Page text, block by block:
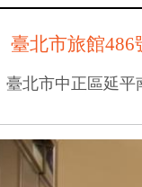
臺北市旅館486
臺北市中正區延平